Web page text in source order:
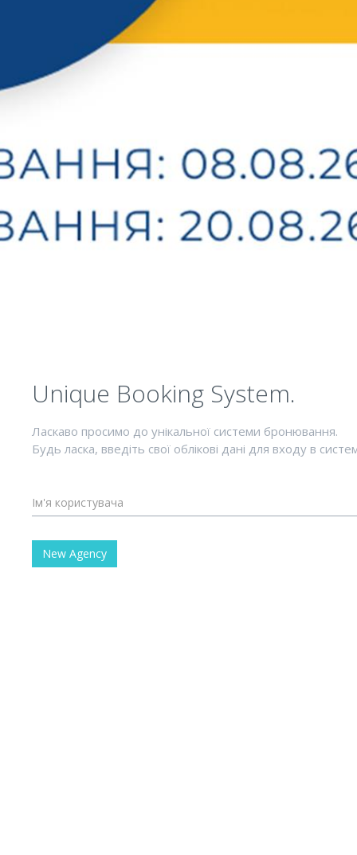
Unique Booking System.
Ласкаво просимо до унікальної системи бронювання.
Будь ласка, введіть свої облікові дані для входу в
New Agency